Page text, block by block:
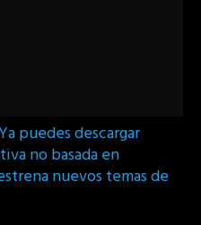
puedes descargar
no basada en
nuevos temas de